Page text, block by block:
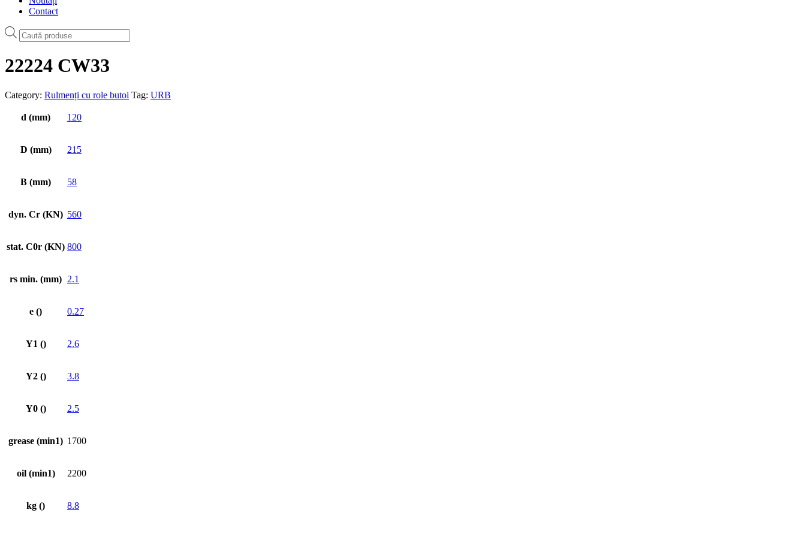
Contact
Products
search
22224 CW33
Category: Rulmenți cu role butoi Tag: URB
d (mm) 120
D (mm) 215
B (mm) 58
dyn. Cr (KN) 560
stat. C0r (KN) 800
rs min. (mm) 2.1
e () 0.27
Y1 () 2.6
Y2 () 3.8
Y0 () 2.5
grease (min1) 1700
oil (min1) 2200
kg () 8.8